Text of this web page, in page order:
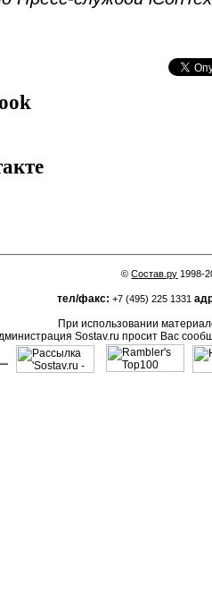
©Состав.ру 1998-
тел/факс: +7 (495) 225 1331
При использовании
Sostav.ru просит Вас